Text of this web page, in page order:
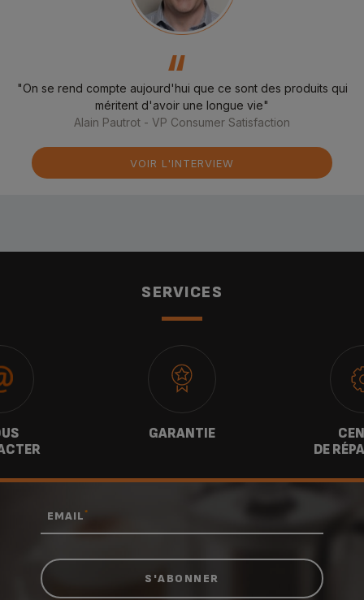
‘‘
"On se rend compte aujourd'hui que ce sont des produits qui
méritent d'avoir une longue vie"
Alain Pautrot - VP Consumer Satisfaction
VOIR L'INTERVIEW
SERVICES
GARANTIE
DE
EMAIL*